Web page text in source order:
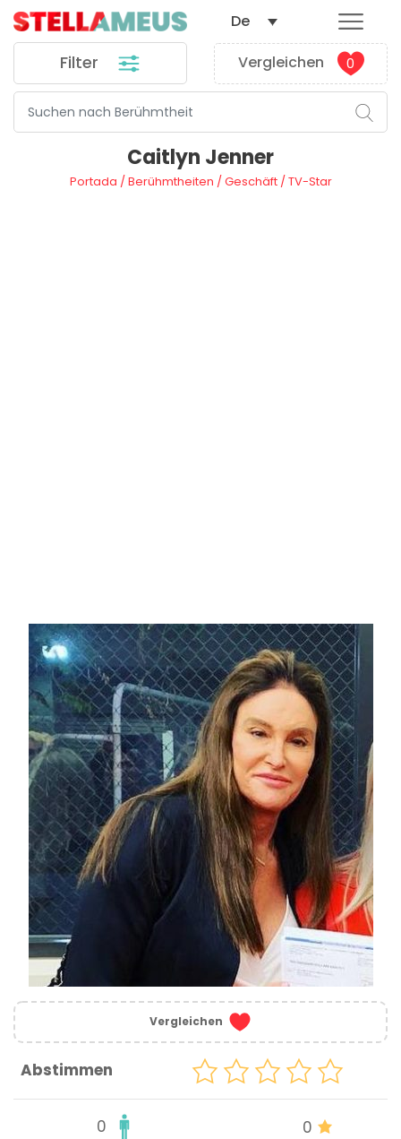
Filter Vergleichen 0
De
Caitlyn Jenner
Portada /Berühmtheiten /Geschäft/TV-Star
Vergleichen
Abstimmen
0 0